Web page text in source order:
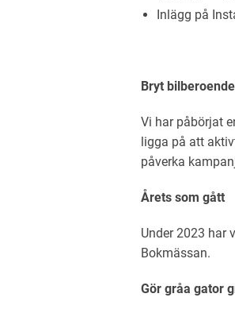
Inlägg på
Bryt
Vi har påbörjat
ligga på att
påverka
Årets som gått
Under 2023 har
Bokmässan.
Gör gråa gator